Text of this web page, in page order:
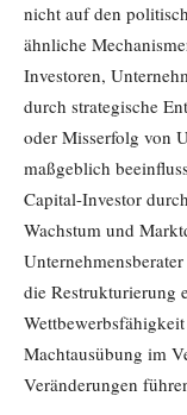
nicht auf den
ähnliche
Investoren,
durch strategische
oder Misserfolg von
maßgeblich
Capital-Investor
Wachstum und
die Restrukturierung
Machtausübung im
Veränderungen